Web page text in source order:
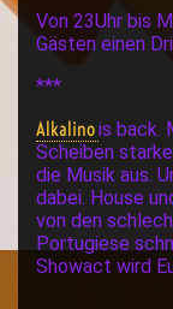
Von 23Uhr bis
Gästen einen
***
Alkalinois back.
Scheiben
die Musik aus.
dabei. House
von den
Portugiese
Showact wird